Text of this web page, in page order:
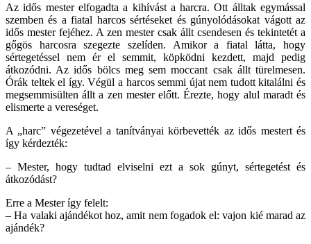
Az idős mester elfogadta a kihívást a harcra. Ott álltak egymással
szemben és a fiatal harcos sértéseket és gúnyolódásokat vágott az
idős mester fejéhez. A zen mester csak állt csendesen és tekintetét a
gőgös harcosra szegezte szelíden. Amikor a fiatal látta, hogy
sértegetéssel nem ér el semmit, köpködni kezdett, majd pedig
átkozódni. Az idős bölcs meg sem moccant csak állt türelmesen.
Órák teltek el így. Végül a harcos semmi újat nem tudott kitalálni és
megsemmisülten állt a zen mester előtt. Érezte, hogy alul maradt és
elismerte a vereséget.
A „harc” végezetével a tanítványai körbevették az idős mestert és
így kérdezték:
– Mester, hogy tudtad elviselni ezt a sok gúnyt, sértegetést és
átkozódást?
Erre a Mester így felelt:
– Ha valaki ajándékot hoz, amit nem fogadok el: vajon kié marad az
ajándék?